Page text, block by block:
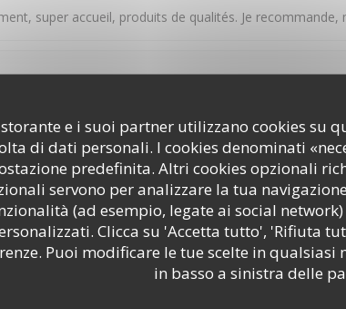
e i suoi partner utilizzano cookies su
di dati personali. I cookies denominati
predefinita. Altri cookies opzionali
servono per analizzare la tua
(ad esempio, legate ai social
Clicca su 'Accetta tutto', 'Rifiuta
Puoi modificare le tue scelte in
in basso a sinistra delle
super accueil, produits de qualités. Je
originaux avec des produits locaux.
Servizio :5/5 Atmosfera: 5/5
des produits locaux.